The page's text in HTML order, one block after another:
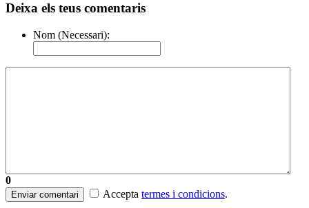
Deixa els teus comentaris
Nom (Necessari):
0
Enviar comentari Accepta termes i condicions.